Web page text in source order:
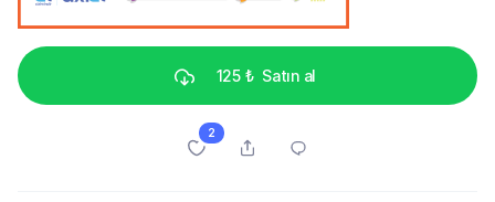
125 ₺ Satın al
2